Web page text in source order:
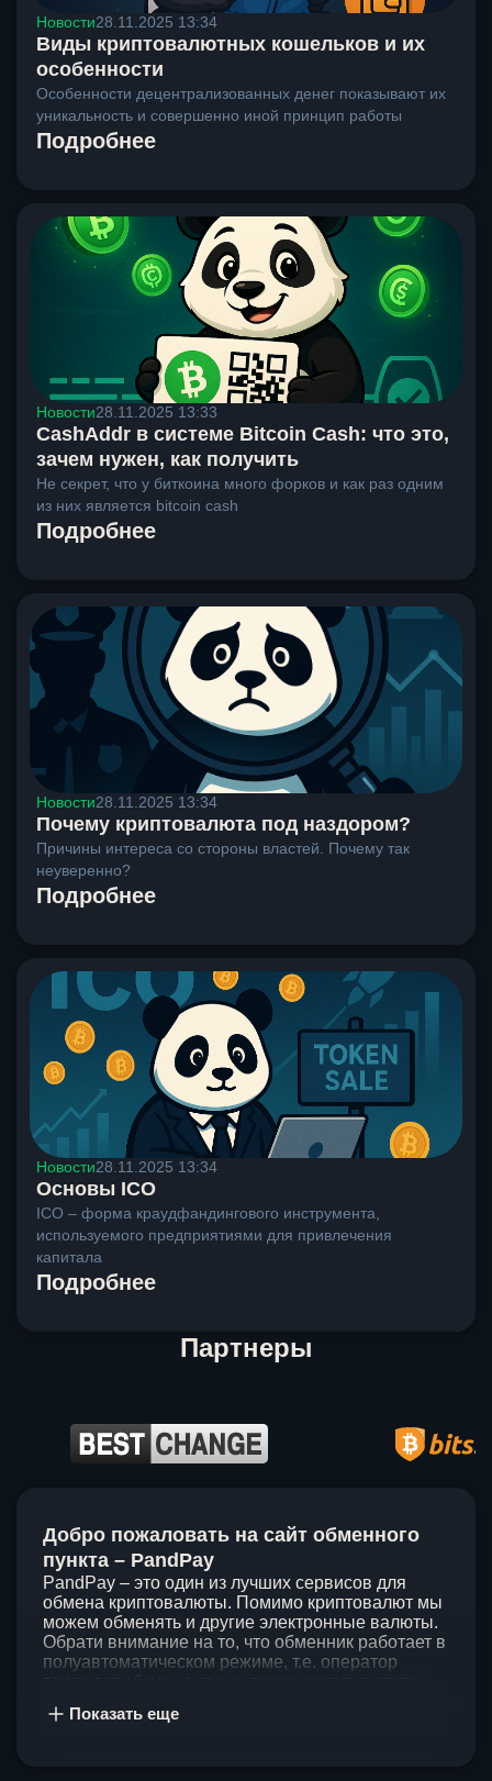
Новости28.11.2025 13:34
Виды криптовалютных кошельков и их
особенности
Особенности децентрализованных денег показывают их
уникальность и совершенно иной принцип работы
Подробнее
Новости28.11.2025 13:33
CashAddr в системе Bitcoin Cash: что это,
зачем нужен, как получить
Не секрет, что у биткоина много форков и как раз одним
из них является bitcoin cash
Подробнее
Новости28.11.2025 13:34
Почему криптовалюта под наздором?
Причины интереса со стороны властей. Почему так
неуверенно?
Подробнее
Новости28.11.2025 13:34
Основы ICO
ICO – форма краудфандингового инструмента,
используемого предприятиями для привлечения
капитала
Подробнее
Партнеры
Добро пожаловать на сайт обменного
пункта – PandPay
PandPay – это один из лучших сервисов для
обмена криптовалюты. Помимо криптовалют мы
можем обменять и другие электронные валюты.
Обрати внимание на то, что обменник работает в
полуавтоматическом режиме, т.е. оператор
клиентов, поэтому стараемся проводить обмены
Показать еще